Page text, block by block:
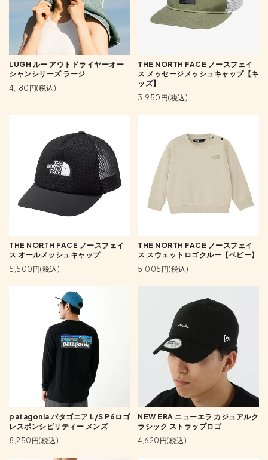
LUGH ルー アウトドライヤーオー
シャンシリーズ ラージ
4,180円(税込)
THE NORTH FACE ノースフェイ
ス メッセージメッシュキャップ【キ
ッズ】
3,950円(税込)
THE NORTH FACE ノースフェイ
ス オールメッシュキャップ
5,500円(税込)
THE NORTH FACE ノースフェイ
ス スウェットロゴクルー【ベビー】
5,005円(税込)
patagonia パタゴニア L/S P6ロゴ
レスポンシビリティー メンズ
8,250円(税込)
NEW ERA ニューエラ カジュアルク
ラシック ストラップロゴ
4,620円(税込)